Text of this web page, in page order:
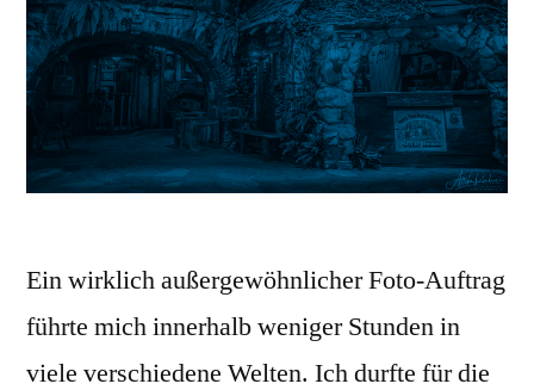
Ein wirklich außergewöhnlicher Foto-Auftrag
führte mich innerhalb weniger Stunden in
viele verschiedene Welten. Ich durfte für die